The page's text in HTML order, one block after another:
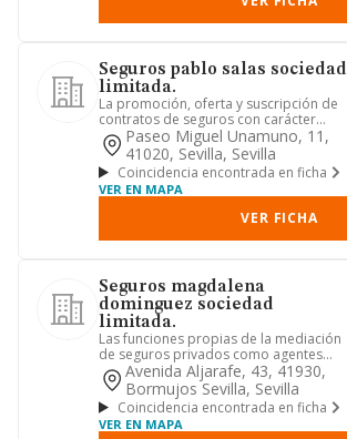
Seguros pablo salas sociedad
limitada.
La promoción, oferta y suscripción de
contratos de seguros con carácter
exclusivo para seguros cata...
Paseo Miguel Unamuno, 11,
41020, Sevilla, Sevilla
Coincidencia encontrada en ficha
VER EN MAPA
VER FICHA
Seguros magdalena
dominguez sociedad
limitada.
Las funciones propias de la mediación
de seguros privados como agentes
vinculados -cnae 66.22. igua...
Avenida Aljarafe, 43, 41930,
Bormujos Sevilla, Sevilla
Coincidencia encontrada en ficha
VER EN MAPA